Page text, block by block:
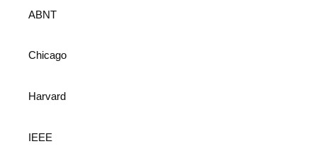
ABNT
Chicago
Harvard
IEEE